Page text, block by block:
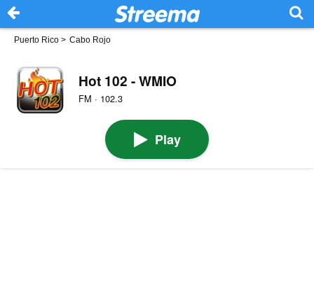
Puerto Rico > Cabo Rojo
Hot 102 - WMIO
FM · 102.3
Play